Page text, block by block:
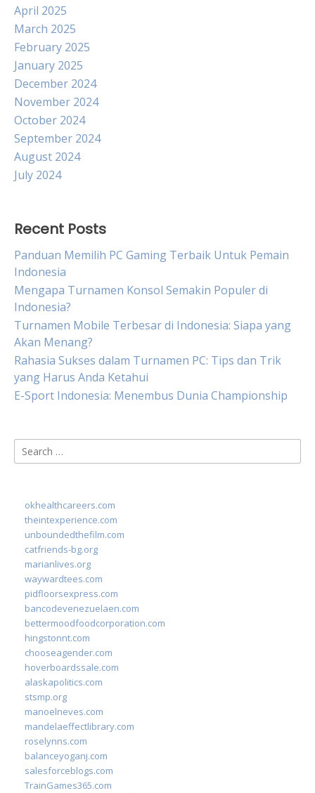
April 2025
March 2025
February 2025
January 2025
December 2024
November 2024
October 2024
September 2024
August 2024
July 2024
Recent Posts
Panduan Memilih PC Gaming Terbaik Untuk Pemain
Indonesia
Mengapa Turnamen Konsol Semakin Populer di
Indonesia?
Turnamen Mobile Terbesar di Indonesia: Siapa yang
Akan Menang?
Rahasia Sukses dalam Turnamen PC: Tips dan Trik
yang Harus Anda Ketahui
E-Sport Indonesia: Menembus Dunia Championship
Search
for:
okhealthcareers.com
theintexperience.com
unboundedthefilm.com
catfriends-bg.org
marianlives.org
waywardtees.com
pidfloorsexpress.com
bancodevenezuelaen.com
bettermoodfoodcorporation.com
hingstonnt.com
chooseagender.com
hoverboardssale.com
alaskapolitics.com
stsmp.org
manoelneves.com
mandelaeffectlibrary.com
roselynns.com
balanceyoganj.com
salesforceblogs.com
TrainGames365.com